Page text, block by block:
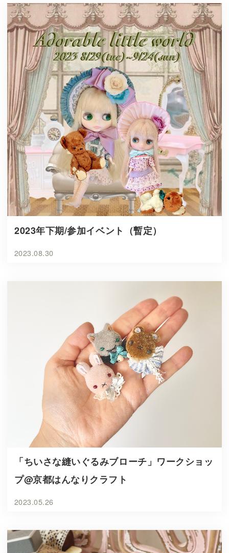
2023年下期/参加イベント（暫定）
2023.08.30
「ちいさな縫いぐるみブローチ」ワークショッ
プ@京都はんなりクラフト
2023.05.26